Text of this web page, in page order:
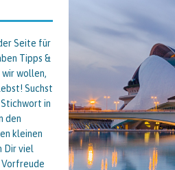
Seite für
Tipps &
wir wollen,
Suchst
in
den
kleinen
Dir viel